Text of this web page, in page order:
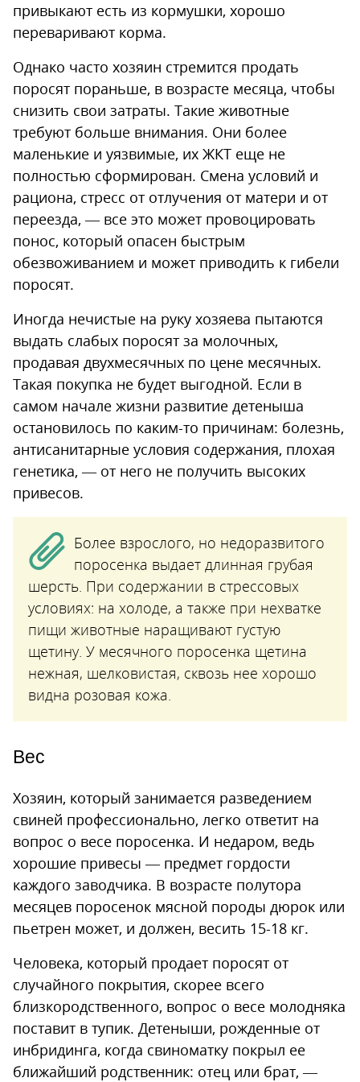
привыкают есть из кормушки, хорошо
переваривают корма.
Однако часто хозяин стремится продать
поросят пораньше, в возрасте месяца, чтобы
снизить свои затраты. Такие животные
требуют больше внимания. Они более
маленькие и уязвимые, их ЖКТ еще не
полностью сформирован. Смена условий и
рациона, стресс от отлучения от матери и от
переезда, — все это может провоцировать
понос, который опасен быстрым
обезвоживанием и может приводить к гибели
поросят.
Иногда нечистые на руку хозяева пытаются
выдать слабых поросят за молочных,
продавая двухмесячных по цене месячных.
Такая покупка не будет выгодной. Если в
самом начале жизни развитие детеныша
остановилось по каким-то причинам: болезнь,
антисанитарные условия содержания, плохая
генетика, — от него не получить высоких
привесов.
Более взрослого, но недоразвитого
поросенка выдает длинная грубая
шерсть. При содержании в стрессовых
условиях: на холоде, а также при нехватке
пищи животные наращивают густую
щетину. У месячного поросенка щетина
нежная, шелковистая, сквозь нее хорошо
видна розовая кожа.
Вес
Хозяин, который занимается разведением
свиней профессионально, легко ответит на
вопрос о весе поросенка. И недаром, ведь
хорошие привесы — предмет гордости
каждого заводчика. В возрасте полутора
месяцев поросенок мясной породы дюрок или
пьетрен может, и должен, весить 15-18 кг.
Человека, который продает поросят от
случайного покрытия, скорее всего
близкородственного, вопрос о весе молодняка
поставит в тупик. Детеныши, рожденные от
инбридинга, когда свиноматку покрыл ее
ближайший родственник: отец или брат, —